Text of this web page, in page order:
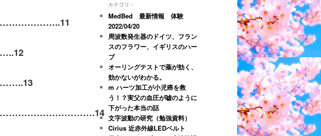
11
12
13
.14
カテゴリ－
MedBed 最新情報 体験
2022/04/20
周波数発生器のドイツ、フラン
スのフラワー、イギリスのハー
ブ
オーリングテストで薬が効く、
効かないがわかる。
m ハーツ加工が小児癌を救
う！？実父の血圧が嘘のように
下がった本当の話
文字波動の研究（勉強資料）
Cirius 近赤外線LEDベルト